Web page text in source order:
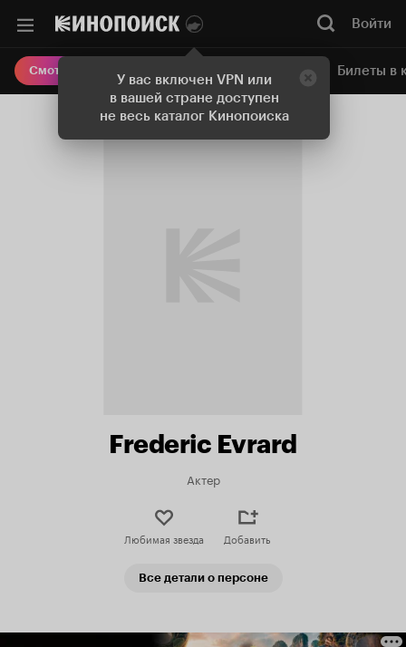
У вас включен VPN или
в вашей стране доступен
не весь каталог Кинопоиска
Войти
Смотреть кино Онлайн-кинотеатр Билеты в
Frederic Evrard
Актер
Любимая звезда Добавить
Все детали о персоне